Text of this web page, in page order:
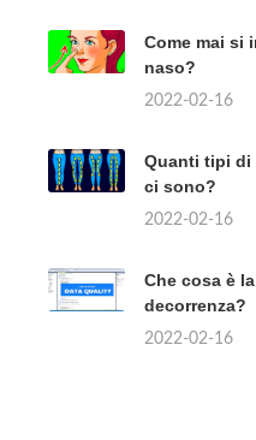
Come mai si
naso?
2022-02-16
Quanti tipi di
ci sono?
2022-02-16
Che cosa è la
decorrenza?
2022-02-16